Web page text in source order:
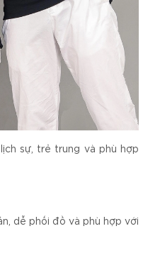
sự, trẻ trung và phù hợp
dễ phối đồ và phù hợp với